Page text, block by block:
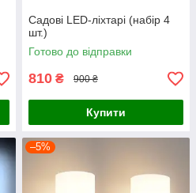
Садові LED-ліхтарі (набір 4
шт.)
Готово до відправки
810 ₴ 900 ₴
Купити
–5%